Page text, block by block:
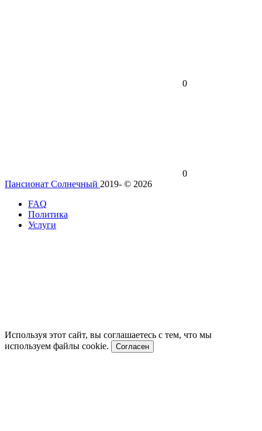
0
0
Пансионат Солнечный 2019- © 2026
FAQ
Политика
Услуги
Используя этот сайт, вы соглашаетесь с тем, что мы
используем файлы cookie.
Согласен